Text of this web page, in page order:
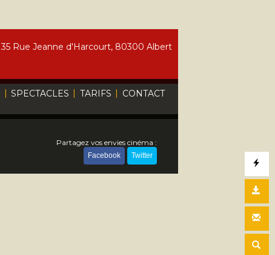
| SPECTACLES | TARIFS | CONTACT
35 Rue Jeanne d'Harcourt, 80300 Albert
Partagez vos envies cinéma :
Facebook Twitter